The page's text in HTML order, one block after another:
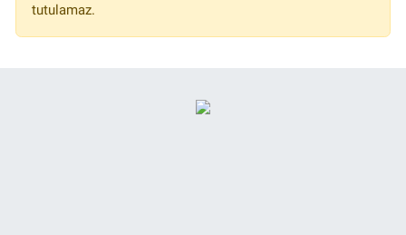
tutulamaz.